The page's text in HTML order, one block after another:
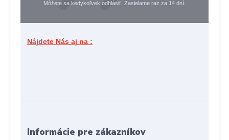
Môžete sa kedykoľvek odhlásiť. Zasielame raz za 14 dní.
Nájdete Nás aj na :
Informácie pre zákazníkov